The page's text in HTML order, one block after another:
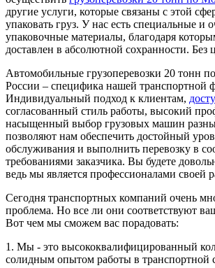
другие услуги, которые связаны с этой
упаковать груз. У нас есть специальные и
упаковочные материалы, благодаря
доставлен в абсолютной сохранности. Без
Автомобильные грузоперевозки 20 тонн
России – специфика нашей транспортной
Индивидуальный подход к клиентам,
согласованный стиль работы, высокий
насыщенный выбор грузовых машин
позволяют нам обеспечить достойный
обслуживания и выполнить перевозку в
требованиями заказчика. Вы будете
ведь мы является профессионалами своей
Сегодня транспортных компаний очень
проблема. Но все ли они соответствуют
Вот чем мы сможем вас порадовать:
1. Мы - это высококвалифицированный
солидным опытом работы в транспортной